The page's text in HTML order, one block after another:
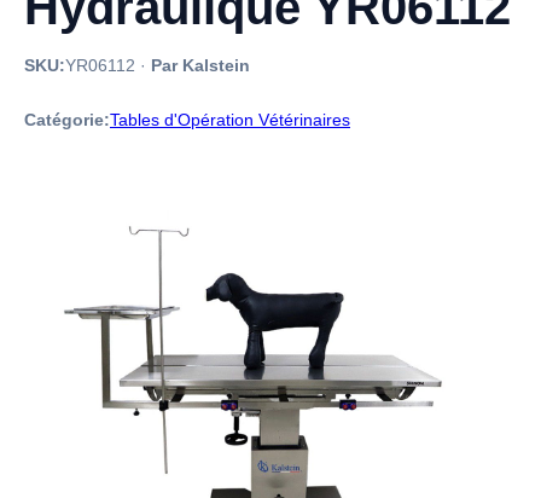
SKU:YR06112 · Par Kalstein
Catégorie:Tables d'Opération Vétérinaires